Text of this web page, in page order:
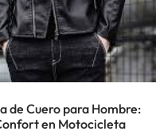
de Cuero para Hombre:
en Motocicleta